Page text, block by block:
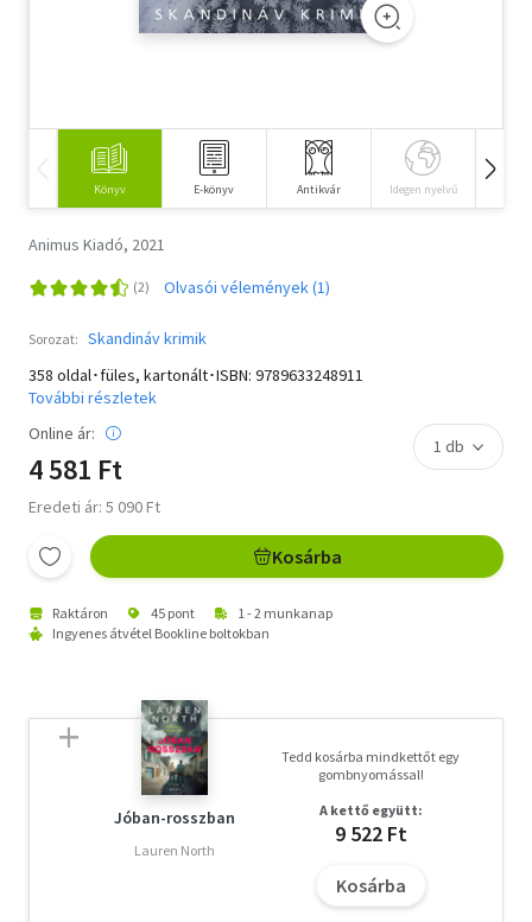
Könyv E-könyv Antikvár Idegen nyelvű
Animus Kiadó, 2021
Olvasói vélemények (1)
Sorozat: Skandináv krimik
358 oldal･füles, kartonált･ISBN: 9789633248911
További részletek
Online ár:
4 581 Ft
Eredeti ár: 5 090 Ft
Kosárba
Raktáron 45 pont
1 - 2 munkanap
Ingyenes átvétel Bookline boltokban
Jóban-rosszban
Lauren North
Tedd kosárba mindkettőt egy
gombnyomással!
A kettő együtt:
9 522 Ft
Kosárba